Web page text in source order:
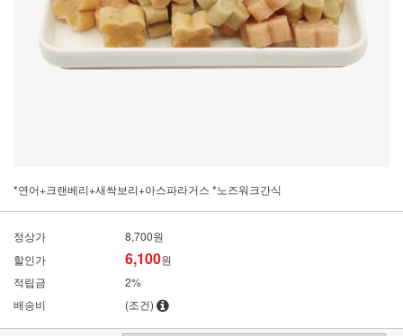
*연어+크랜베리+새싹보리+아스파라거스 *노즈워크간식
정상가
8,700원
할인가
6,100원
적립금
2%
배송비
(조건)